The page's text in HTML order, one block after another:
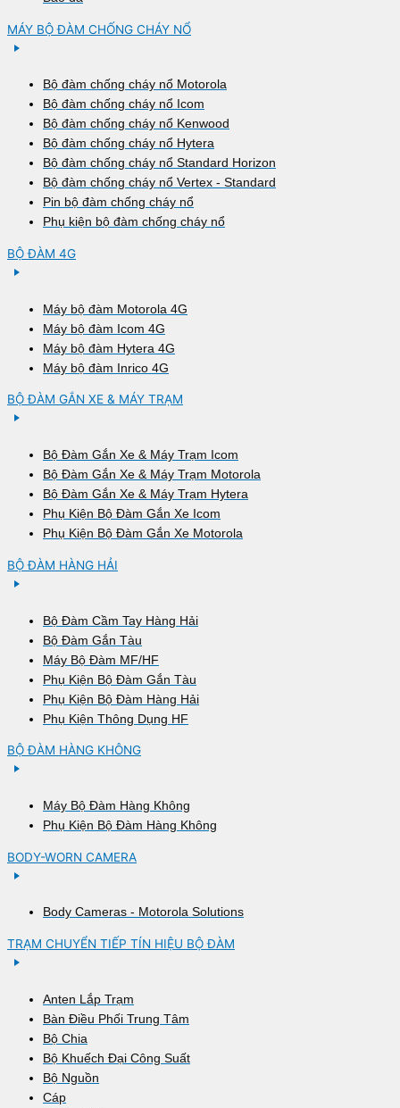
MÁY BỘ ĐÀM CHỐNG CHÁY NỔ
Bộ đàm chống cháy nổ Motorola
Bộ đàm chống cháy nổ Icom
Bộ đàm chống cháy nổ Kenwood
Bộ đàm chống cháy nổ Hytera
Bộ đàm chống cháy nổ Standard Horizon
Bộ đàm chống cháy nổ Vertex - Standard
Pin bộ đàm chống cháy nổ
Phụ kiện bộ đàm chống cháy nổ
BỘ ĐÀM 4G
Máy bộ đàm Motorola 4G
Máy bộ đàm Icom 4G
Máy bộ đàm Hytera 4G
Máy bộ đàm Inrico 4G
BỘ ĐÀM GẮN XE & MÁY TRẠM
Bộ Đàm Gắn Xe & Máy Trạm Icom
Bộ Đàm Gắn Xe & Máy Trạm Motorola
Bộ Đàm Gắn Xe & Máy Trạm Hytera
Phụ Kiện Bộ Đàm Gắn Xe Icom
Phụ Kiện Bộ Đàm Gắn Xe Motorola
BỘ ĐÀM HÀNG HẢI
Bộ Đàm Cầm Tay Hàng Hải
Bộ Đàm Gắn Tàu
Máy Bộ Đàm MF/HF
Phụ Kiện Bộ Đàm Gắn Tàu
Phụ Kiện Bộ Đàm Hàng Hải
Phụ Kiện Thông Dụng HF
BỘ ĐÀM HÀNG KHÔNG
Máy Bộ Đàm Hàng Không
Phụ Kiện Bộ Đàm Hàng Không
BODY-WORN CAMERA
Body Cameras - Motorola Solutions
TRẠM CHUYỂN TIẾP TÍN HIỆU BỘ ĐÀM
Anten Lắp Trạm
Bàn Điều Phối Trung Tâm
Bộ Chia
Bộ Khuếch Đại Công Suất
Bộ Nguồn
Cáp